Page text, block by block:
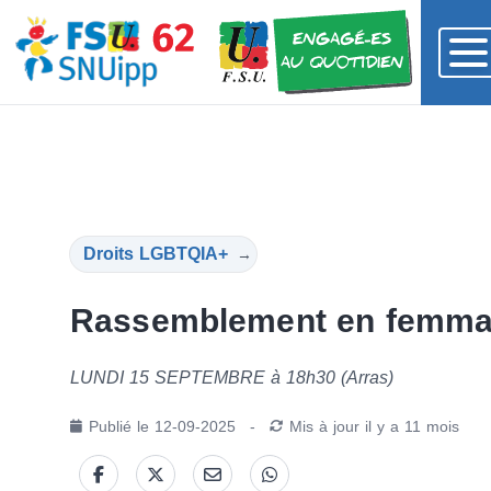
Droits LGBTQIA+ →
Rassemblement en
LUNDI 15 SEPTEMBRE à 18h30 (Arras)
Publié le 12-09-2025 - Mis à jour il y a 11 mois